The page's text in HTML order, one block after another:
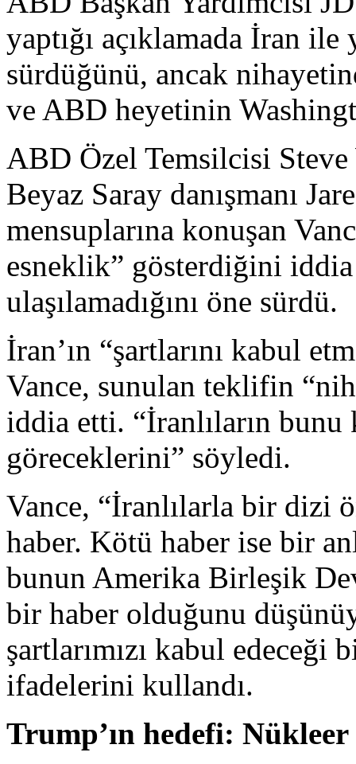
yaptığı açıklamada İran
sürdüğünü, ancak
ve ABD heyetinin
ABD Özel Temsilcisi Steve
Beyaz Saray danışmanı
mensuplarına konuşan
esneklik” gösterdiğini
ulaşılamadığını öne sürdü.
İran’ın “şartlarını kabul
Vance, sunulan teklifin
iddia etti. “İranlıların
göreceklerini” söyledi.
Vance, “İranlılarla bir dizi
haber. Kötü haber ise bir
bunun Amerika Birleşik
bir haber olduğunu
şartlarımızı kabul edeceği
ifadelerini kullandı.
Trump’ın hedefi: